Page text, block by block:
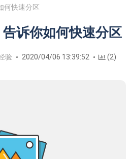
何快速分区
诉你如何快速分区
验 2020/04/06 13:39:52 (2)